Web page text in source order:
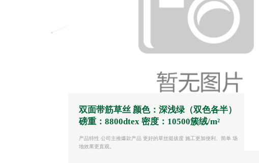
双面带筋草丝 颜色：深浅绿（双色各半）
磅重：8800dtex 密度：10500簇绒/m²
产品特性 公司主推爆款产品 更好的草丝挺拔度 施工更加便利、简单 场
地效果更直观。